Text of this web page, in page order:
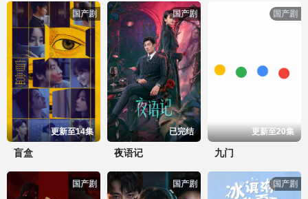
国产剧
更新至14集
盲盒
国产剧
已完结
夜语记
国产剧
更新至20集
九门
国产剧 国产剧 国产剧